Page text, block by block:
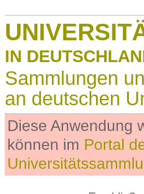
IN
Sammlungen
an deutschen
Diese Anwendung
können im Portal